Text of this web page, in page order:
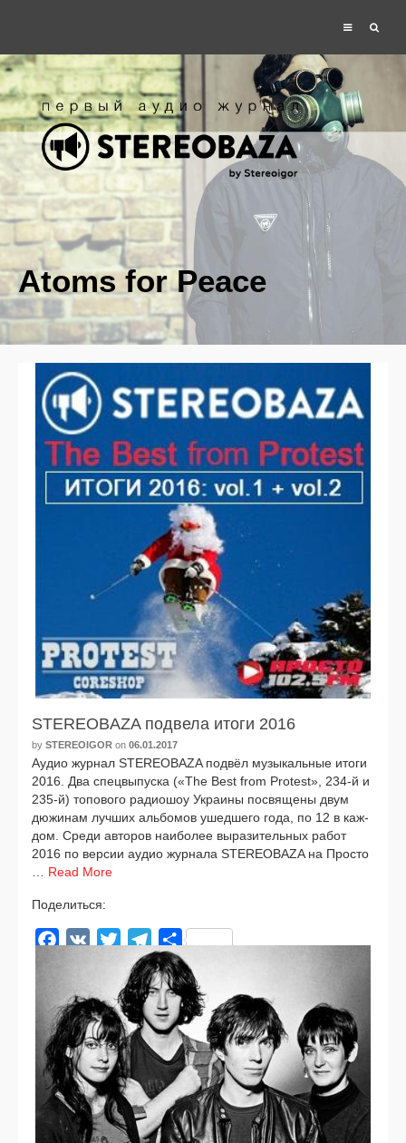
Atoms for Peace
STEREOBAZA подвела итоги 2016
by STEREOIGOR on 06.01.2017
Аудио жур­нал STEREOBAZA под­вёл музы­каль­ные ито­ги
2016. Два спец­вы­пус­ка («The Best from Protest», 234‑й и
235‑й) топо­во­го ради­о­шоу Украины посвя­ще­ны двум
дюжи­нам луч­ших аль­бо­мов ушед­ше­го года, по 12 в каж­
дом. Среди авто­ров наи­бо­лее выра­зи­тель­ных работ
2016 по вер­сии аудио жур­на­ла STEREOBAZA на Просто
Read More
Поделиться:
Facebook
VK Twitter TelegramОтправить
,ANOHNI,Arcade Fire
David Bowie, HÆLOS ,Kaytranada ,Leonard Cohen Liar,M83 MGMT,Nick Cave
Nicolas Jaar,Radiohed ,The Bad Seeds Tricky,ZHU